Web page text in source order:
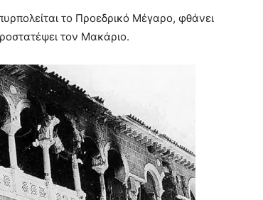
το Προεδρικό Μέγαρο, φθάνει
τον Μακάριο.